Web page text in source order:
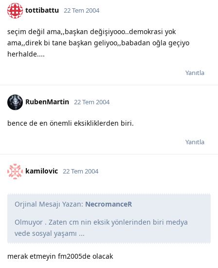
tottibattu 22 Tem 2004
seçim değil ama,,başkan değişiyooo..demokrasi yok
ama,,direk bi tane başkan geliyoo,,babadan oğla geçiyo
herhalde....
Yanıtla
RubenMartin 22 Tem 2004
bence de en önemli eksikliklerden biri.
Yanıtla
kamilovic 22 Tem 2004
Orjinal Mesajı Yazan: NecromanceR
Olmuyor . Zaten cm nin eksik yönlerinden biri medya
vede sosyal yaşamı ...
merak etmeyin fm2005de olacak